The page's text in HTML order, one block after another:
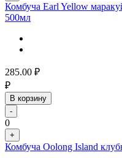
Комбуча Earl Yellow
500мл
285.00 ₽
₽
В корзину
-
0
+
Комбуча Oolong Island